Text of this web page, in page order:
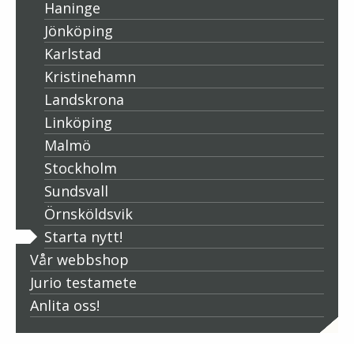
Haninge
Jönköping
Karlstad
Kristinehamn
Landskrona
Linköping
Malmö
Stockholm
Sundsvall
Örnsköldsvik
Starta nytt!
Vår webbshop
Jurio testamete
Anlita oss!